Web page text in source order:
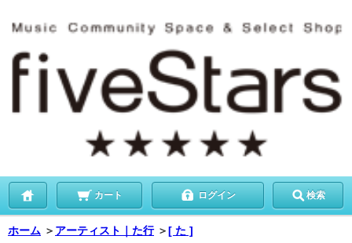
カート ログイン 検索
ホーム ＞ アーティスト｜た行 ＞[ た ]